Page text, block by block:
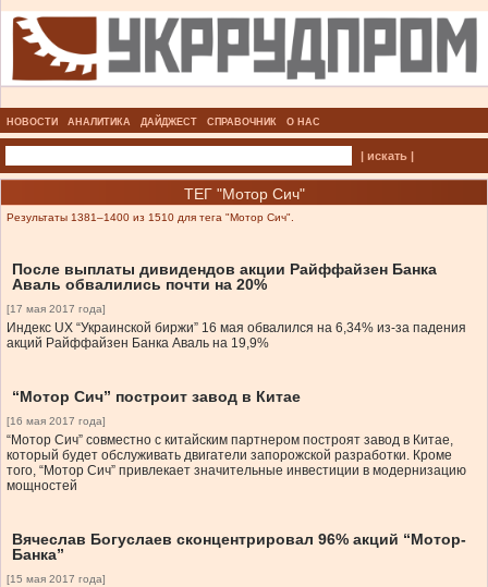
НОВОСТИ АНАЛИТИКА ДАЙДЖЕСТ СПРАВОЧНИК О НАС
| искать |
ТЕГ "Мотор Сич"
Результаты 1381–1400 из 1510 для тега "Мотор Сич".
После выплаты дивидендов акции Райффайзен Банка
Аваль обвалились почти на 20%
[17 мая 2017 года]
Индекс UX “Украинской биржи” 16 мая обвалился на 6,34% из-за падения
акций Райффайзен Банка Аваль на 19,9%
“Мотор Сич” построит завод в Китае
[16 мая 2017 года]
“Мотор Сич” совместно с китайским партнером построят завод в Китае,
который будет обслуживать двигатели запорожской разработки. Кроме
того, “Мотор Сич” привлекает значительные инвестиции в модернизацию
мощностей
Вячеслав Богуслаев сконцентрировал 96% акций “Мотор-
Банка”
[15 мая 2017 года]